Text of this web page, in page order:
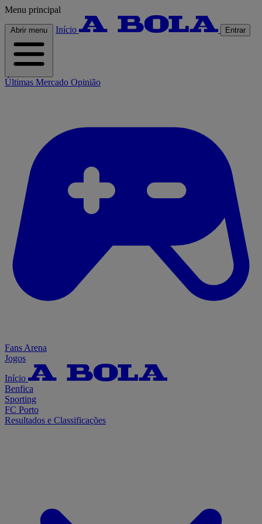
Menu principal
Abrir menu Início Entrar
Últimas Mercado Opinião
Fans Arena
Jogos
Início
Benfica
Sporting
FC Porto
Resultados e Classificações